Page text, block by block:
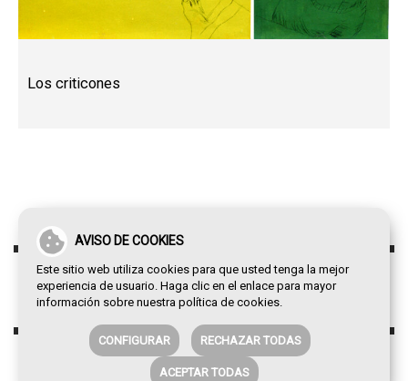
AVISO DE COOKIES
Este sitio web utiliza cookies para que usted tenga la mejor
experiencia de usuario. Haga clic en el enlace para mayor
información sobre nuestra política de cookies.
CONFIGURAR RECHAZAR TODAS
ACEPTAR TODAS
Los criticones